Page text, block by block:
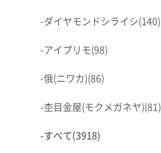
-ダイヤモンドシライシ(140)
-アイプリモ(98)
-俄(ニワカ)(86)
-杢目金屋(モクメガネヤ)(81)
-すべて(3918)